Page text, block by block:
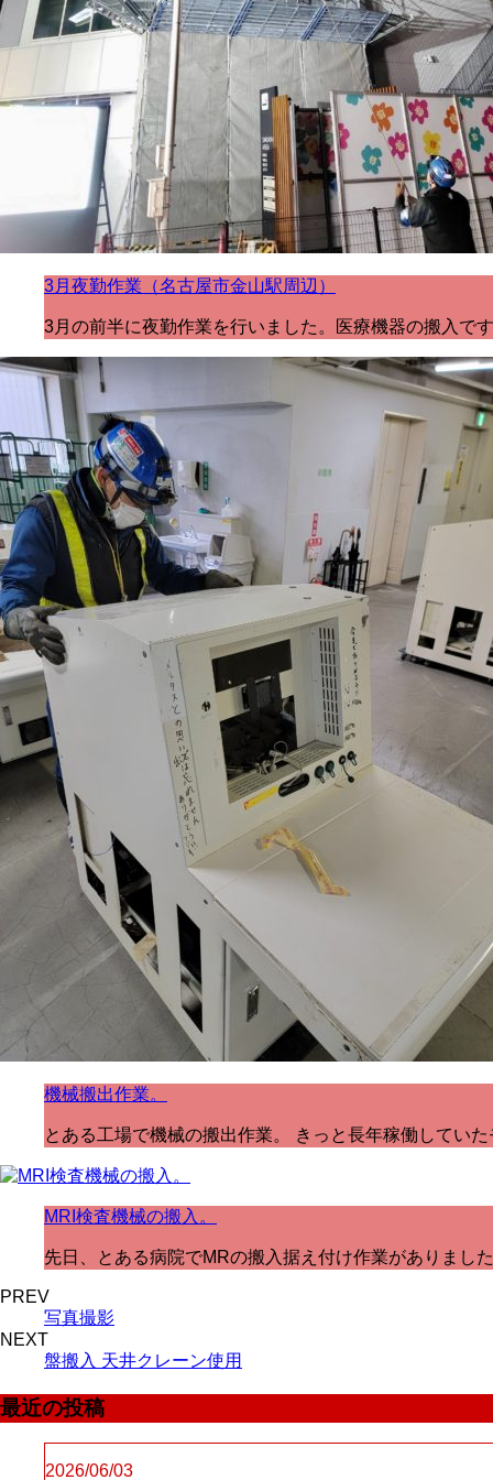
3月夜勤作業（名古屋市金山駅周辺）
3月の前半に夜勤作業を行いました。医療機器の搬入で
機械搬出作業。
とある工場で機械の搬出作業。 きっと長年稼働してい
MRI検査機械の搬入。
先日、とある病院でMRの搬入据え付け作業がありま
PREV
写真撮影
NEXT
盤搬入 天井クレーン使用
最近の投稿
2026/06/03